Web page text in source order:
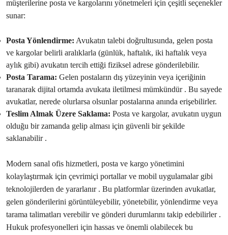
müşterilerine posta ve kargolarını yönetmeleri için çeşitli seçenekler
sunar:
Posta Yönlendirme: Avukatın talebi doğrultusunda, gelen posta
ve kargolar belirli aralıklarla (günlük, haftalık, iki haftalık veya
aylık gibi) avukatın tercih ettiği fiziksel adrese gönderilebilir.
Posta Tarama: Gelen postaların dış yüzeyinin veya içeriğinin
taranarak dijital ortamda avukata iletilmesi mümkündür . Bu sayede
avukatlar, nerede olurlarsa olsunlar postalarına anında erişebilirler.
Teslim Almak Üzere Saklama: Posta ve kargolar, avukatın uygun
olduğu bir zamanda gelip alması için güvenli bir şekilde
saklanabilir .
Modern sanal ofis hizmetleri, posta ve kargo yönetimini
kolaylaştırmak için çevrimiçi portallar ve mobil uygulamalar gibi
teknolojilerden de yararlanır . Bu platformlar üzerinden avukatlar,
gelen gönderilerini görüntüleyebilir, yönetebilir, yönlendirme veya
tarama talimatları verebilir ve gönderi durumlarını takip edebilirler .
Hukuk profesyonelleri için hassas ve önemli olabilecek bu